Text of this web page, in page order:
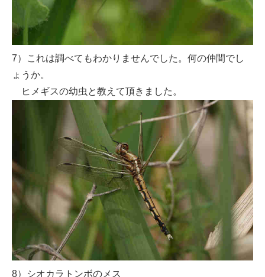
7）これは調べてもわかりませんでした。何の仲間でし
ょうか。
ヒメギスの幼虫と教えて頂きました。
8）シオカラトンボのメス